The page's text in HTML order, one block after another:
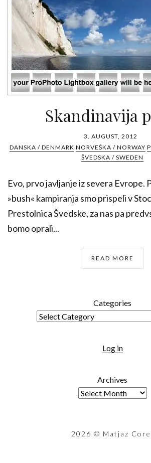
Skandinavija
3. AUGUST, 2012
DANSKA / DENMARK NORVEŠKA / NORWAY
ŠVEDSKA / SWEDEN
Evo, prvo javljanje iz severa Evrope.
»bush« kampiranja smo prispeli v
Prestolnica Švedske, za nas pa
bomo oprali...
READ MORE
Categories
Log in
Archives
2026 © Matjaz